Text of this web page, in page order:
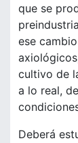
que se
ese
cultivo de
a lo real,
Deberá